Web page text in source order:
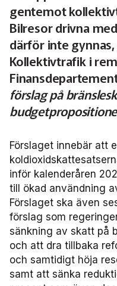
Försäljning
Järnväg
Kommunikation
Miljö­
Serviceresor
Trafikutveckling
Trygghet och
Användare Anbaro
FRIDA miljö- och
Affärs­nätverket
Affärs­nätverket 2025
Affärs­nätverket 2024
Affärs­nätverket 2023
Affärs­nätverket 2022
Användargrupp
Användargrupp
Nationellt material
Lokalt material Buss
Användarträffar buss
Användargrupp
Nationellt material
Lokalt material
Användarträffar
Användargrupp Kollbar
Biljettkontroll­nätverket
Bussdepå­nätverket
Bussdepå­nätverket
Bussdepå­nätverket
Chefs­nätverket
Chefs­nätverket 2023
Försäljnings­nätverket
Samhällsnytta
Serviceresor
Upphandlingar
Yrke och skola
Personalförsörjning
Attraktivare
Frågor vi driver
Rapporter
Kollektivtrafikens
Remissvar
Aktiviteter och event
Almedalen
Persontrafik
A-Ö
Kontakta oss
Historik
Information om
Kalender
Medlemszon
gentemot
Bilresor drivna
därför inte
Kollektivtrafik i
förslag på
Förslaget innebär att
inför kalenderåren
till ökad användning
Förslaget ska även
förslag som
sänkning av skatt på
och att dra tillbaka
och samtidigt höja
samt att sänka